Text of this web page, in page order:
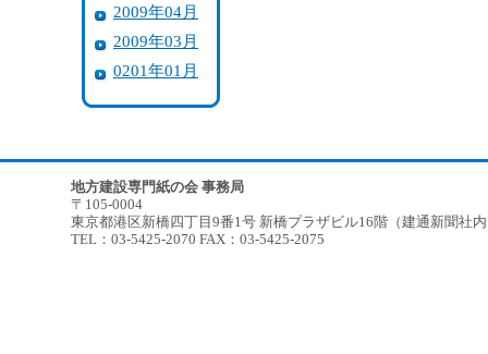
2009年04月
2009年03月
0201年01月
地方建設専門紙の会 事務局
〒105-0004
東京都港区新橋四丁目9番1号 新橋プラザビル16階（建通新聞社
TEL：03-5425-2070 FAX：03-5425-2075